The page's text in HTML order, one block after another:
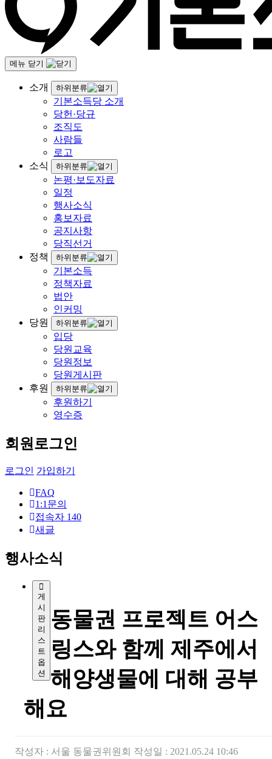
메뉴 닫기
소개 하위분류
기본소득당 소개
당헌·당규
조직도
사람들
로고
소식
하위분류
논평·보도자료
일정
행사소식
홍보자료
공지사항
당직선거
정책
하위분류
기본소득
정책자료
법안
인커밍
당원
하위분류
입당
당원교육
당원정보
당원게시판
후원
하위분류
후원하기
영수증
회원로그인
로그인 가입하기
FAQ
1:1문의
접속자 140
새글
행사소식
게
시
판
리
스
트
옵
션
동물권 프로젝트 어스
링스와 함께 제주에서
해양생물에 대해 공부
해요
작성자 : 서울 동물권위원회 작성일 : 2021.05.24 10:46